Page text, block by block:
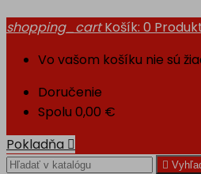
shopping_cart Košík: 0
Vo vašom košíku nie sú
Doručenie
Spolu 0,00 €
Pokladňa 
